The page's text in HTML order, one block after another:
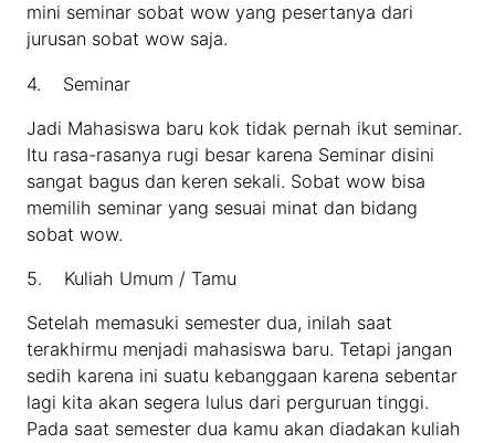
mini seminar sobat wow yang pesertanya dari
jurusan sobat wow saja.
4. Seminar
Jadi Mahasiswa baru kok tidak pernah ikut seminar.
Itu rasa-rasanya rugi besar karena Seminar disini
sangat bagus dan keren sekali. Sobat wow bisa
memilih seminar yang sesuai minat dan bidang
sobat wow.
5. Kuliah Umum / Tamu
Setelah memasuki semester dua, inilah saat
terakhirmu menjadi mahasiswa baru. Tetapi jangan
sedih karena ini suatu kebanggaan karena sebentar
lagi kita akan segera lulus dari perguruan tinggi.
Pada saat semester dua kamu akan diadakan kuliah